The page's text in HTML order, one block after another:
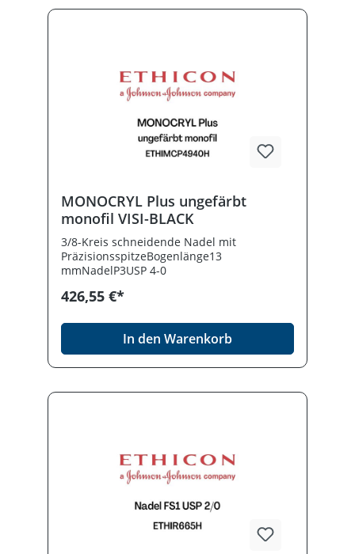
MONOCRYL Plus ungefärbt
monofil VISI-BLACK
3/8-Kreis schneidende Nadel mit
PräzisionsspitzeBogenlänge13
mmNadelP3USP 4-0
426,55 €*
In den Warenkorb